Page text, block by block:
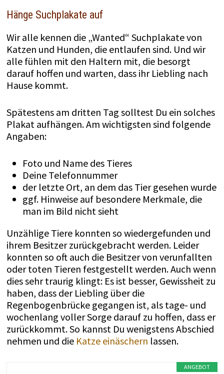
Hänge Suchplakate auf
Wir alle kennen die „Wanted“ Suchplakate von
Katzen und Hunden, die entlaufen sind. Und wir
alle fühlen mit den Haltern mit, die besorgt
darauf hoffen und warten, dass ihr Liebling nach
Hause kommt.
Spätestens am dritten Tag solltest Du ein solches
Plakat aufhängen. Am wichtigsten sind folgende
Angaben:
Foto und Name des Tieres
Deine Telefonnummer
der letzte Ort, an dem das Tier gesehen wurde
ggf. Hinweise auf besondere Merkmale, die
man im Bild nicht sieht
Unzählige Tiere konnten so wiedergefunden und
ihrem Besitzer zurückgebracht werden. Leider
konnten so oft auch die Besitzer von verunfallten
oder toten Tieren festgestellt werden. Auch wenn
dies sehr traurig klingt: Es ist besser, Gewissheit zu
haben, dass der Liebling über die
Regenbogenbrücke gegangen ist, als tage- und
wochenlang voller Sorge darauf zu hoffen, dass er
zurückkommt. So kannst Du wenigstens Abschied
nehmen und die Katze einäschern lassen.
ANGEBOT